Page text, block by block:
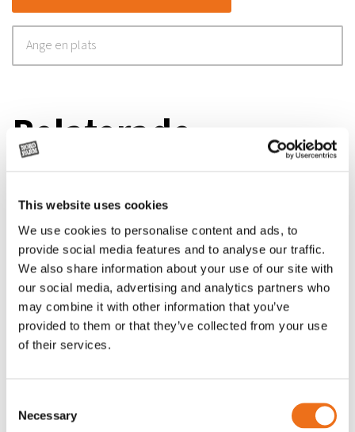
This website uses cookies
We use cookies to personalise content and ads, to
provide social media features and to analyse our traffic.
We also share information about your use of our site with
our social media, advertising and analytics partners who
may combine it with other information that you’ve
provided to them or that they’ve collected from your use
of their services.
Selection
Necessary
Relaterade